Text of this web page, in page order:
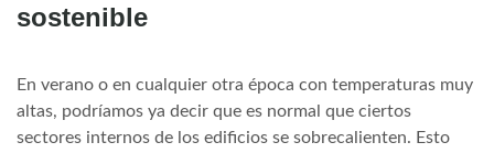
sostenible
En verano o en cualquier otra época con temperaturas muy
altas, podríamos ya decir que es normal que ciertos
sectores internos de los edificios se sobrecalienten. Esto